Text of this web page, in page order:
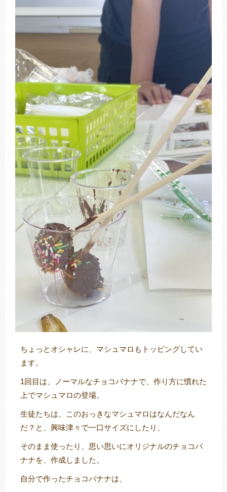
トレキング DIDIM
ちょっとオシャレに、マシュマロもトッピングしてい
ます。
1回目は、ノーマルなチョコバナナで、作り方に慣れた
上でマシュマロの登場。
生徒たちは、このおっきなマシュマロはなんだなん
だ？と、興味津々で一口サイズにしたり、
そのまま使ったり、思い思いにオリジナルのチョコバ
ナナを、作成しました。
自分で作ったチョコバナナは、